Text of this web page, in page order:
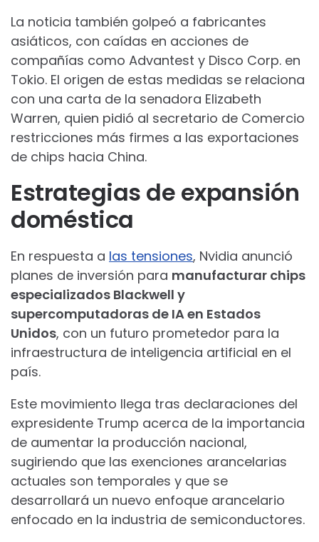
La noticia también golpeó a fabricantes
asiáticos, con caídas en acciones de
compañías como Advantest y Disco Corp. en
Tokio. El origen de estas medidas se relaciona
con una carta de la senadora Elizabeth
Warren, quien pidió al secretario de Comercio
restricciones más firmes a las exportaciones
de chips hacia China.
Estrategias de expansión
doméstica
En respuesta a las tensiones, Nvidia anunció
planes de inversión para manufacturar chips
especializados Blackwell y
supercomputadoras de IA en Estados
Unidos, con un futuro prometedor para la
infraestructura de inteligencia artificial en el
país.
Este movimiento llega tras declaraciones del
expresidente Trump acerca de la importancia
de aumentar la producción nacional,
sugiriendo que las exenciones arancelarias
actuales son temporales y que se
desarrollará un nuevo enfoque arancelario
enfocado en la industria de semiconductores.